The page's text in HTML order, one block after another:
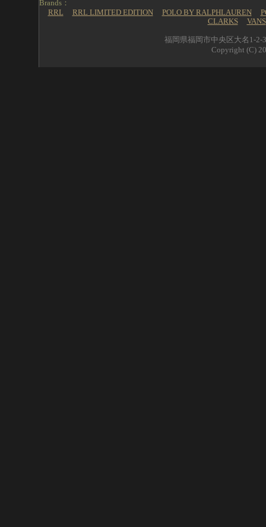
Brands：
RRL
RRL LIMITED EDITION POLO BY RALPHLAUREN
CLARKS
VANS
福岡県福岡市中央区大名1-2-
Copyright (C)